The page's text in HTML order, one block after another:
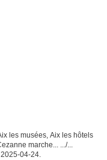
les musées, Aix les hôtels
marche... .../...
04-24.